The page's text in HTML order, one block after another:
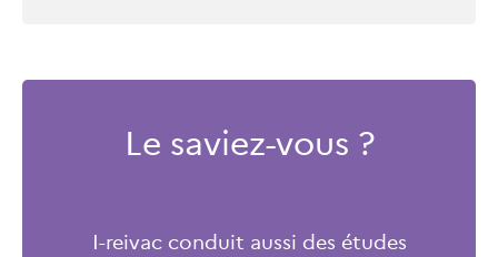
Le saviez-vous ?
I-reivac conduit aussi des études